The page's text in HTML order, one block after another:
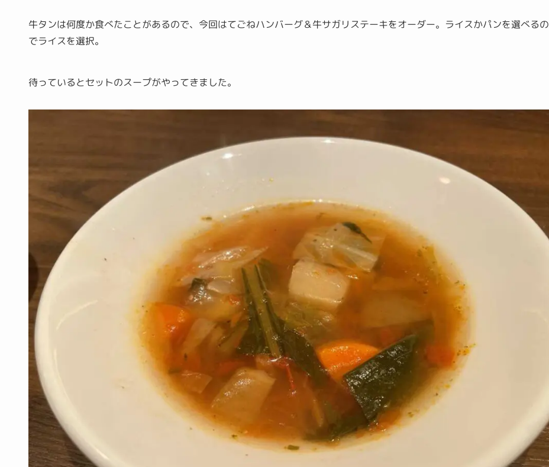
牛タンは何度か食べたことがあるので、今回はてごねハンバーグ＆牛サガリステーキをオーダー。ライスかパンを選べるの
でライスを選択。
待っているとセットのスープがやってきました。